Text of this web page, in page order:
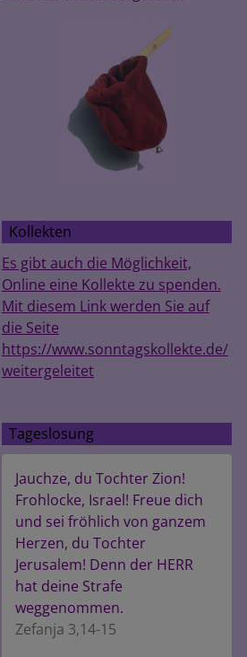
Kollekten
Es gibt auch die Möglichkeit,
Online eine Kollekte zu spenden.
Mit diesem Link werden Sie auf
die Seite
https://www.sonntagskollekte.de/
weitergeleitet
Tageslosung
Jauchze, du Tochter Zion!
Frohlocke, Israel! Freue dich
und sei fröhlich von ganzem
Herzen, du Tochter
Jerusalem! Denn der HERR
hat deine Strafe
weggenommen.
Zefanja 3,14-15